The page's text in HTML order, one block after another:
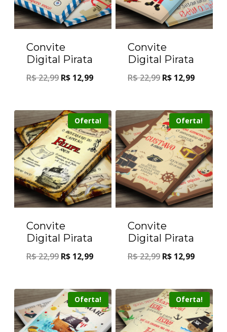
Convite
Digital Pirata
R$22,99 R$ 12,99
Convite
Digital Pirata
R$22,99 R$ 12,99
Oferta!
Convite
Digital Pirata
R$22,99 R$ 12,99
Oferta!
Convite
Digital Pirata
R$22,99 R$ 12,99
Oferta! Oferta!